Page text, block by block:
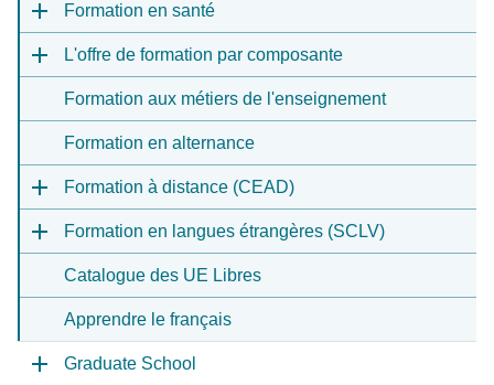
Formation en santé
L'offre de formation par composante
Formation aux métiers de l'enseignement
Formation en alternance
Formation à distance (CEAD)
Formation en langues étrangères (SCLV)
Catalogue des UE Libres
Apprendre le français
Graduate School